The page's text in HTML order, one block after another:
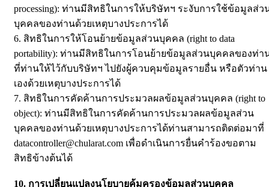
processing): ท่านมีสิทธิในการให้บริษัทฯ ระงับการใช้ข้อมูลส่ว
บุคคลของท่านด้วยเหตุบางประการได้
6. สิทธิในการให้โอนย้ายข้อมูลส่วนบุคคล (right to data
portability): ท่านมีสิทธิในการโอนย้ายข้อมูลส่วนบุคคลของท่า
ที่ท่านให้ไว้กับบริษัทฯ ไปยังผู้ควบคุมข้อมูลรายอื่น หรือตัวท่าน
เองด้วยเหตุบางประการได้
7. สิทธิในการคัดค้านการประมวลผลข้อมูลส่วนบุคคล (right to
object): ท่านมีสิทธิในการคัดค้านการประมวลผลข้อมูลส่วน
บุคคลของท่านด้วยเหตุบางประการได้ท่านสามารถติดต่อมาที่
datacontroller@chularat.com เพื่อดำเนินการยื่นคำร้องขอตาม
สิทธิข้างต้นได้
10. การเปลี่ยนแปลงนโยบายคุ้มครองข้อมูลส่วนบุคคล